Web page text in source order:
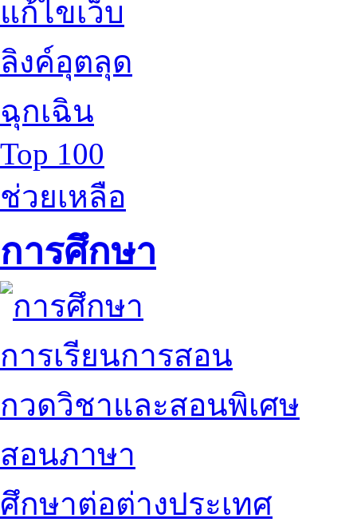
แก้ไขเว็บ
ลิงค์อุตลุด
ฉุกเฉิน
Top 100
ช่วยเหลือ
การศึกษา
การเรียนการสอน
กวดวิชาและสอนพิเศษ
สอนภาษา
ศึกษาต่อต่างประเทศ